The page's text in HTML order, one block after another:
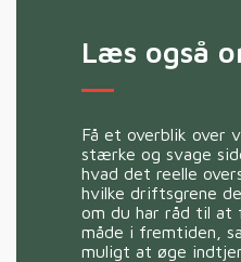
Læs også
Få et overblik over
stærke og svage
hvad det reelle
hvilke driftsgrene
om du har råd til
måde i fremtiden,
muligt at øge